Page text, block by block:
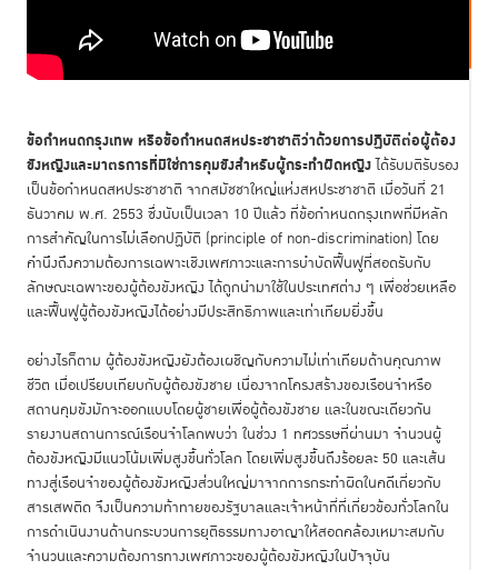
ข้อกำหนดกรุงเทพ หรือข้อกำหนดสหประชาชาติว่าด้วยการปฏิบัติต่อผู้ต้อง
ขังหญิงและมาตรการที่มิใช่การคุมขังสำหรับผู้กระทำผิดหญิงได้รับมติรับรอง
เป็นข้อกำหนดสหประชาชาติ จากสมัชชาใหญ่แห่งสหประชาชาติ เมื่อวันที่ 21
ธันวาคม พ.ศ. 2553 ซึ่งนับเป็นเวลา 10 ปีแล้ว ที่ข้อกำหนดกรุงเทพที่มีหลัก
การสำคัญในการไม่เลือกปฏิบัติ (principle of non-discrimination) โดย
คำนึงถึงความต้องการเฉพาะเชิงเพศภาวะและการบำบัดฟื้นฟูที่สอดรับกับ
ลักษณะเฉพาะของผู้ต้องขังหญิง ได้ถูกนำมาใช้ในประเทศต่าง ๆ เพื่อช่วยเหลือ
และฟื้นฟูผู้ต้องขังหญิงได้อย่างมีประสิทธิภาพและเท่าเทียมยิ่งขึ้น
อย่างไรก็ตาม ผู้ต้องขังหญิงยังต้องเผชิญกับความไม่เท่าเทียมด้านคุณภาพ
ชีวิต เมื่อเปรียบเทียบกับผู้ต้องขังชาย เนื่องจากโครงสร้างของเรือนจำหรือ
สถานคุมขังมักจะออกแบบโดยผู้ชายเพื่อผู้ต้องขังชาย และในขณะเดียวกัน
รายงานสถานการณ์เรือนจำโลกพบว่า ในช่วง 1 ทศวรรษที่ผ่านมา จำนวนผู้
ต้องขังหญิงมีแนวโน้มเพิ่มสูงขึ้นทั่วโลก โดยเพิ่มสูงขึ้นถึงร้อยละ 50 และเส้น
ทางสู่เรือนจำของผู้ต้องขังหญิงส่วนใหญ่มาจากการกระทำผิดในคดีเกี่ยวกับ
สารเสพติด จึงเป็นความท้าทายของรัฐบาลและเจ้าหน้าที่ที่เกี่ยวข้องทั่วโลกใน
การดำเนินงานด้านกระบวนการยุติธรรมทางอาญาให้สอดคล้องเหมาะสมกับ
จำนวนและความต้องการทางเพศภาวะของผู้ต้องขังหญิงในปัจจุบัน